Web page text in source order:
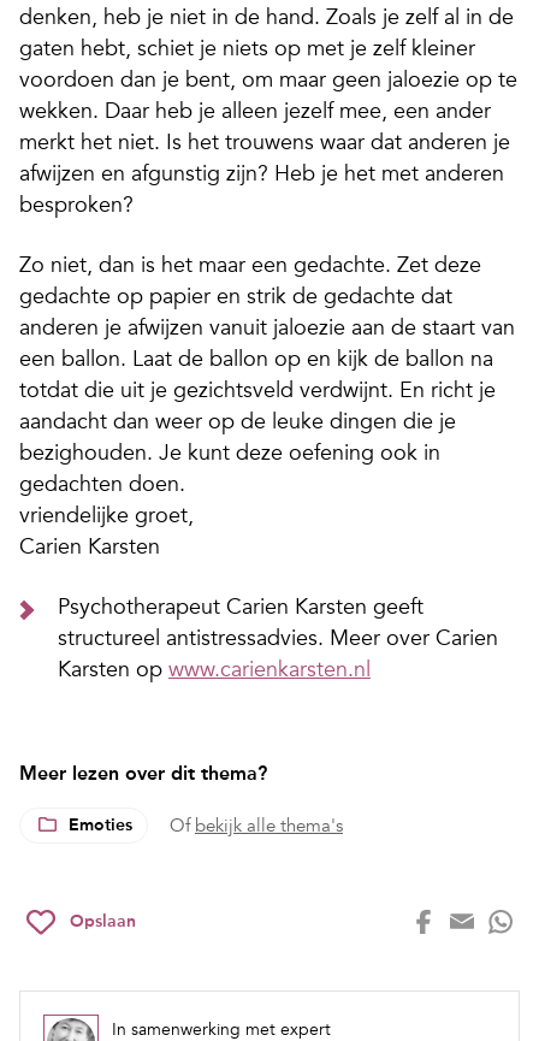
denken, heb je niet in de hand. Zoals je zelf al in de
gaten hebt, schiet je niets op met je zelf kleiner
voordoen dan je bent, om maar geen jaloezie op te
wekken. Daar heb je alleen jezelf mee, een ander
merkt het niet. Is het trouwens waar dat anderen je
afwijzen en afgunstig zijn? Heb je het met anderen
besproken?
Zo niet, dan is het maar een gedachte. Zet deze
gedachte op papier en strik de gedachte dat
anderen je afwijzen vanuit jaloezie aan de staart van
een ballon. Laat de ballon op en kijk de ballon na
totdat die uit je gezichtsveld verdwijnt. En richt je
aandacht dan weer op de leuke dingen die je
bezighouden. Je kunt deze oefening ook in
gedachten doen.
vriendelijke groet,
Carien Karsten
Psychotherapeut Carien Karsten geeft
structureel antistressadvies. Meer over Carien
Karsten op www.carienkarsten.nl
Meer lezen over dit thema?
Emoties Of bekijk alle thema's
Opslaan
In samenwerking met expert